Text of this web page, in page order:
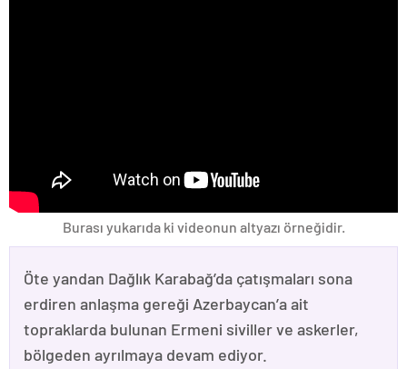
Burası yukarıda ki videonun altyazı örneğidir.
Öte yandan Dağlık Karabağ’da çatışmaları sona
erdiren anlaşma gereği Azerbaycan’a ait
topraklarda bulunan Ermeni siviller ve askerler,
bölgeden ayrılmaya devam ediyor.